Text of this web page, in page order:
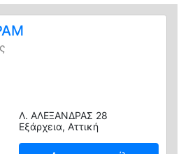
Λ. ΑΛΕΞΑΝΔΡΑΣ 28
Εξάρχεια, Αττική